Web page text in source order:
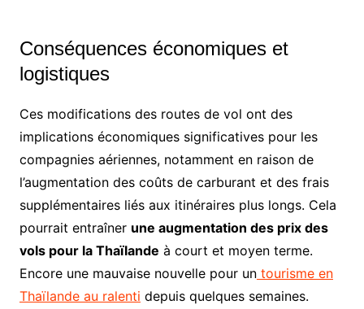
Conséquences économiques et
logistiques
Ces modifications des routes de vol ont des
implications économiques significatives pour les
compagnies aériennes, notamment en raison de
l’augmentation des coûts de carburant et des frais
supplémentaires liés aux itinéraires plus longs. Cela
pourrait entraîner une augmentation des prix des
vols pour la Thaïlande à court et moyen terme.
Encore une mauvaise nouvelle pour untourisme en
Thaïlande au ralenti depuis quelques semaines.